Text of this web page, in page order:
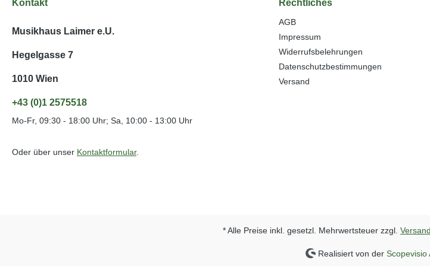
Kontakt
Musikhaus Laimer e.U.
Hegelgasse 7
1010 Wien
+43 (0)1 2575518
Mo-Fr, 09:30 - 18:00 Uhr; Sa, 10:00 - 13:00 Uhr
Oder über unser Kontaktformular.
Rechtliches
AGB
Impressum
Widerrufsbelehrungen
Datenschutzbestimmungen
Versand
* Alle Preise inkl. gesetzl. Mehrwertsteuer zzgl.
Realisiert von der Scopevisio